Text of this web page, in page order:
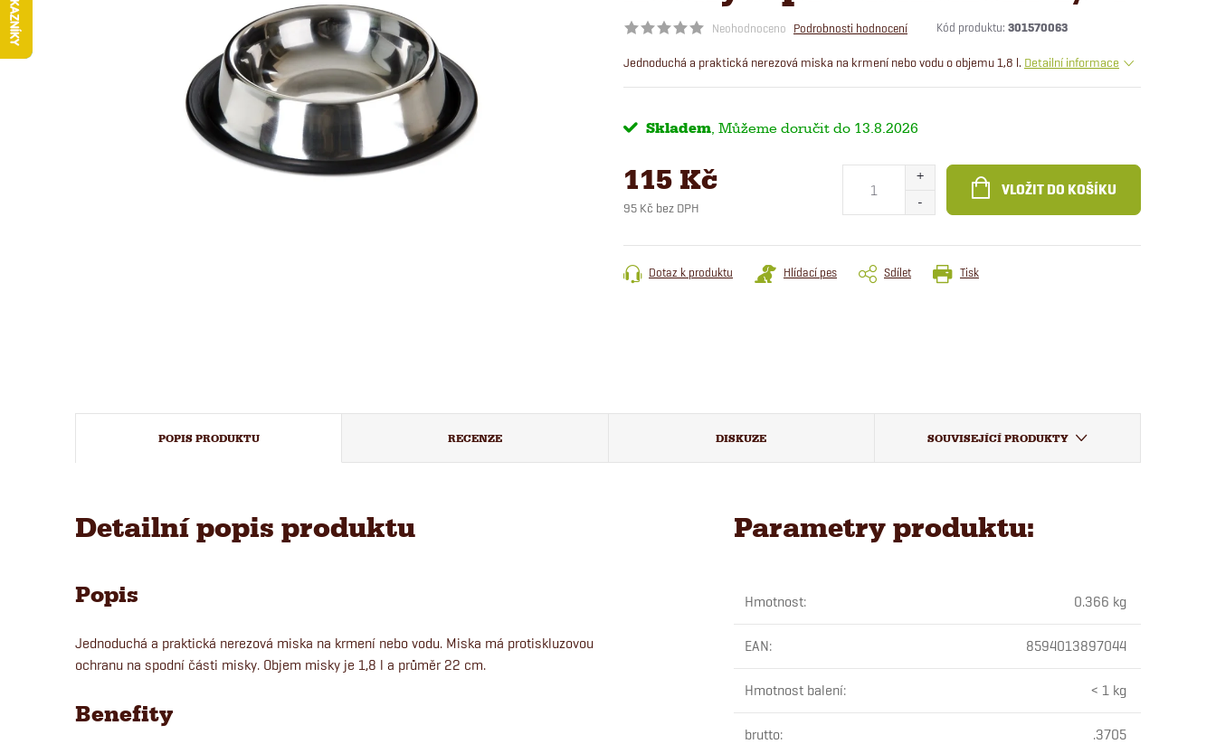
Neohodnoceno Podrobnosti hodnocení Kód produktu: 301570063
Jednoduchá a praktická nerezová miska na krmení nebo vodu o objemu 1,8 l. Detailní informace
Skladem 13.8.2026
115 Kč
95 Kč bez DPH
cena:
VLOŽIT DO KOŠÍKU
Tisk
Dotaz k produktu Hlídací pes Sdílet
POPIS PRODUKTU RECENZE DISKUZE SOUVISEJÍCÍ PRODUKTY
Detailní popis produktu
Popis
Jednoduchá a praktická nerezová miska na krmení nebo vodu. Miska má protiskluzovou
ochranu na spodní části misky. Objem misky je 1,8 l a průměr 22 cm.
Benefity
Parametry produktu:
Hmotnost: 0.366 kg
EAN: 8594013897044
Hmotnost balení: < 1 kg
brutto: .3705